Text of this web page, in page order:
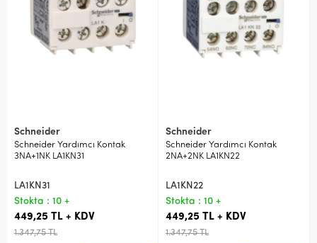
Schneider
Schneider Yardımcı Kontak
3NA+1NK LA1KN31
LA1KN31
Stokta : 10 +
449,25 TL + KDV
1.347,75 TL
Schneider
Schneider Yardımcı Kontak
2NA+2NK LA1KN22
LA1KN22
Stokta : 10 +
449,25 TL + KDV
1.347,75 TL